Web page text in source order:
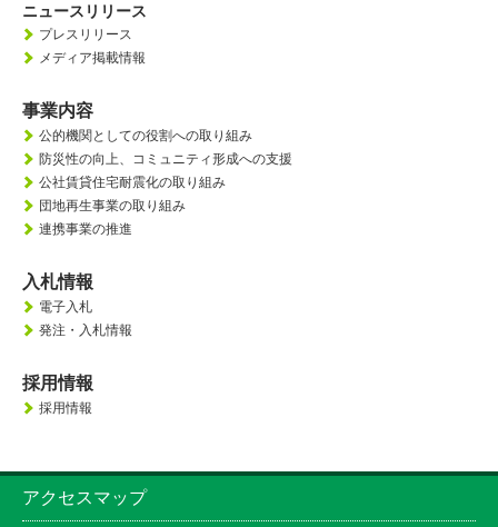
ニュースリリース
プレスリリース
メディア掲載情報
事業内容
公的機関としての役割への取り組み
防災性の向上、 コミュニティ形成への支援
公社賃貸住宅耐震化の取り組み
団地再生事業の取り組み
連携事業の推進
入札情報
電子入札
発注・入札情報
採用情報
採用情報
アクセスマップ